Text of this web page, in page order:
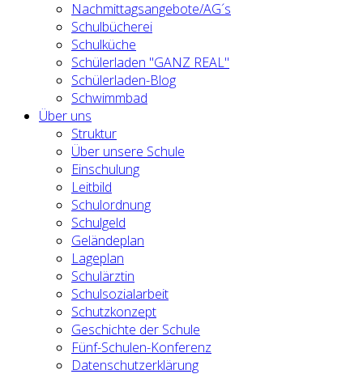
Nachmittagsangebote/AG´s
Schulbücherei
Schulküche
Schülerladen "GANZ REAL"
Schülerladen-Blog
Schwimmbad
Über uns
Struktur
Über unsere Schule
Einschulung
Leitbild
Schulordnung
Schulgeld
Geländeplan
Lageplan
Schulärztin
Schulsozialarbeit
Schutzkonzept
Geschichte der Schule
Fünf-Schulen-Konferenz
Datenschutzerklärung